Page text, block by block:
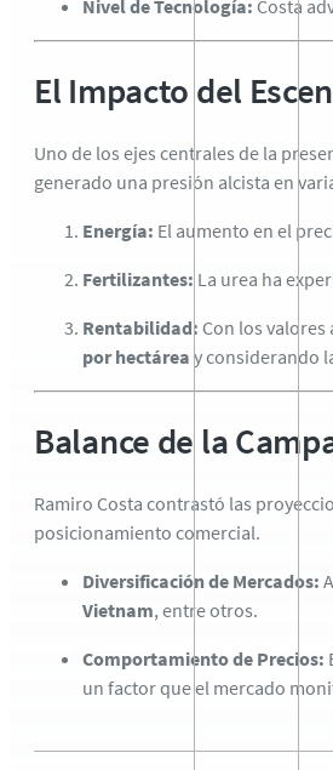
Nivel de Tecnología: Costa
El Impacto del
Uno de los ejes centrales de la
generado una presión alcista en
Energía: El aumento en el
Fertilizantes: La urea ha
Rentabilidad: Con los
por hectárea y considerando
Balance de la
Ramiro Costa contrastó las
posicionamiento comercial.
Diversificación de Mercados:
Vietnam, entre otros.
Comportamiento de Precios:
un factor que el mercado